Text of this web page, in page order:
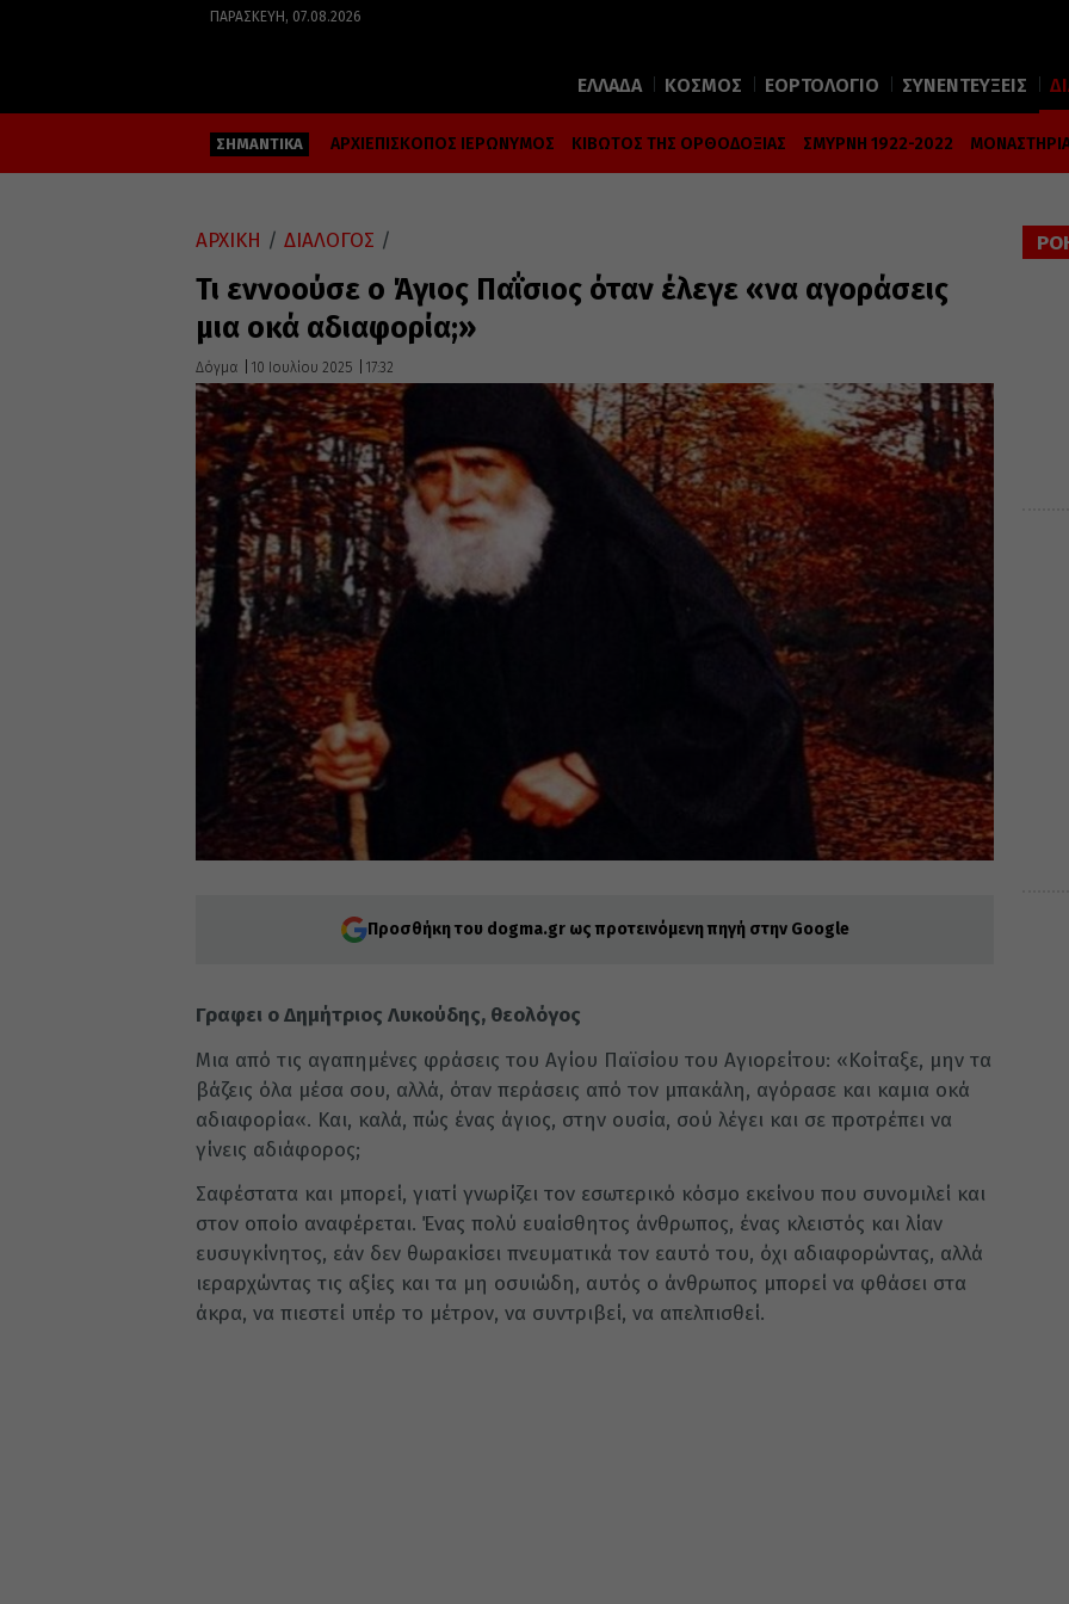
ΠΑΡΑΣΚΕΥΉ, 07.08.2026
ΕΛΛΑΔΑ ΚΟΣΜΟΣ ΕΟΡΤΟΛΟΓΙΟ ΣΥΝΕΝΤΕΥΞΕΙΣ
ΣΗΜΑΝΤΙΚΑ ΑΡΧΙΕΠΙΣΚΟΠΟΣ ΙΕΡΩΝΥΜΟΣ ΚΙΒΩΤΟΣ ΤΗΣ ΟΡΘΟΔΟΞΙΑΣ ΣΜΥΡΝΗ 1922-2022
ΑΡΧΙΚΗ / ΔΙΑΛΟΓΟΣ /
Τι εννοούσε ο Άγιος Παΐσιος όταν έλεγε «να αγοράσεις
μια οκά αδιαφορία;»
Δόγμα 10 Ιουλίου 2025 17:32
Προσθήκη του dogma.gr ως προτεινόμενη πηγή στην Google
Γραφει ο Δημήτριος Λυκούδης, θεολόγος
Μια από τις αγαπημένες φράσεις του Αγίου Παϊσίου του Αγιορείτου: «Κοίταξε, μην τα
βάζεις όλα μέσα σου, αλλά, όταν περάσεις από τον μπακάλη, αγόρασε και καμια οκά
αδιαφορία«. Και, καλά, πώς ένας άγιος, στην ουσία, σού λέγει και σε προτρέπει να
γίνεις αδιάφορος;
Σαφέστατα και μπορεί, γιατί γνωρίζει τον εσωτερικό κόσμο εκείνου που συνομιλεί και
στον οποίο αναφέρεται. Ένας πολύ ευαίσθητος άνθρωπος, ένας κλειστός και λίαν
ευσυγκίνητος, εάν δεν θωρακίσει πνευματικά τον εαυτό του, όχι αδιαφορώντας, αλλά
ιεραρχώντας τις αξίες και τα μη οσυιώδη, αυτός ο άνθρωπος μπορεί να φθάσει στα
άκρα, να πιεστεί υπέρ το μέτρον, να συντριβεί, να απελπισθεί.